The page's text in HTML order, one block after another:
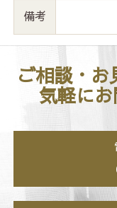
備考
ご相談・お
気軽に